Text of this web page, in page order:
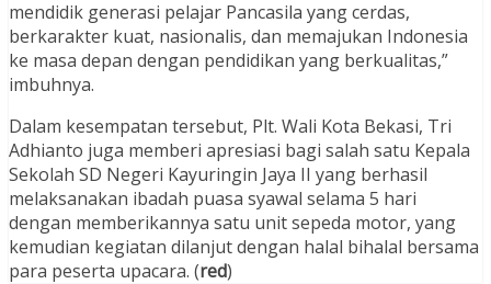
mendidik generasi pelajar Pancasila yang cerdas,
berkarakter kuat, nasionalis, dan memajukan Indonesia
ke masa depan dengan pendidikan yang berkualitas,”
imbuhnya.
Dalam kesempatan tersebut, Plt. Wali Kota Bekasi, Tri
Adhianto juga memberi apresiasi bagi salah satu Kepala
Sekolah SD Negeri Kayuringin Jaya II yang berhasil
melaksanakan ibadah puasa syawal selama 5 hari
dengan memberikannya satu unit sepeda motor, yang
kemudian kegiatan dilanjut dengan halal bihalal bersama
para peserta upacara. (red)